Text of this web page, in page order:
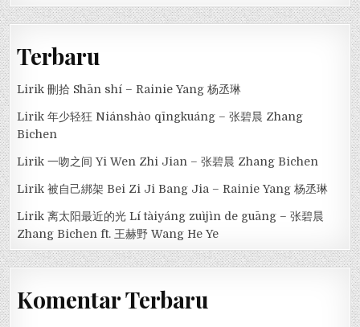
Terbaru
Lirik 刪拾 Shān shí – Rainie Yang 杨丞琳
Lirik 年少轻狂 Niánshào qīngkuáng – 张碧晨 Zhang
Bichen
Lirik 一吻之间 Yi Wen Zhi Jian – 张碧晨 Zhang Bichen
Lirik 被自己綁架 Bei Zi Ji Bang Jia – Rainie Yang 杨丞琳
Lirik 离太阳最近的光 Lí tàiyáng zuìjìn de guāng – 张碧晨
Zhang Bichen ft. 王赫野 Wang He Ye
Komentar Terbaru